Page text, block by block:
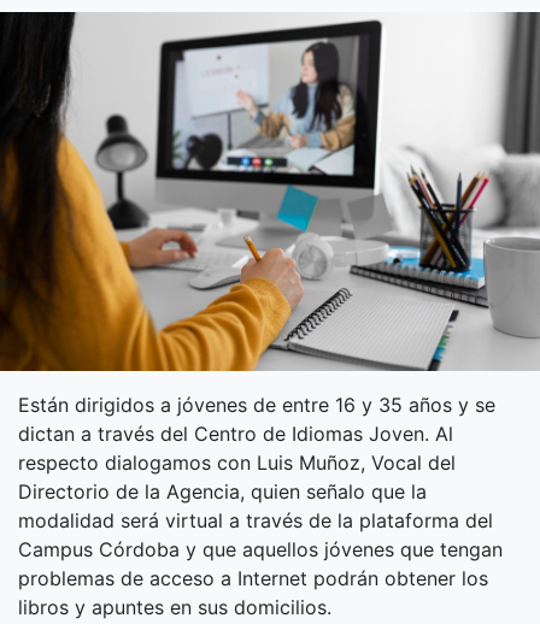
Están dirigidos a jóvenes de entre 16 y 35 años y se
dictan a través del Centro de Idiomas Joven. Al
respecto dialogamos con Luis Muñoz, Vocal del
Directorio de la Agencia, quien señalo que la
modalidad será virtual a través de la plataforma del
Campus Córdoba y que aquellos jóvenes que tengan
problemas de acceso a Internet podrán obtener los
libros y apuntes en sus domicilios.